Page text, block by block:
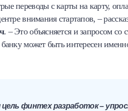
переводы с карты на карту,
внимания стартапов, –
. – Это объясняется и запросом со
может быть интересен
цель финтех разработок –